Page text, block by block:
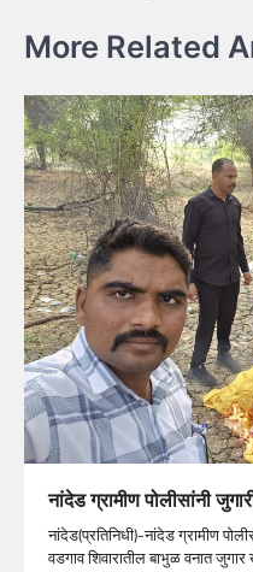
More Related
नांदेड ग्रामीण पोलीसांनी
नांदेड(प्रतिनिधी)-नांदेड ग्रामीण
वडगाव शिवारातील बाभुळ वनात